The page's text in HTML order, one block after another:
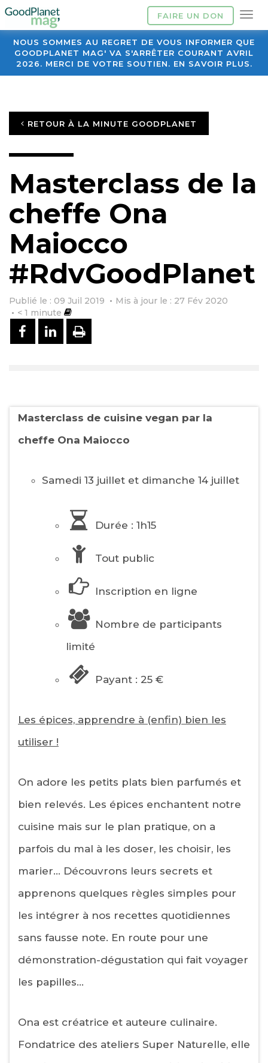
FAIRE UN DON
NOUS SOMMES AU REGRET DE VOUS INFORMER QUE
GOODPLANET MAG' VA S'ARRÊTER COURANT AVRIL
2026. MERCI DE VOTRE SOUTIEN. EN SAVOIR PLUS.
RETOUR À LA MINUTE GOODPLANET
Masterclass de la
cheffe Ona
Maiocco
#RdvGoodPlanet
Publié le : 09 Juil 2019
Mis à jour le : 27 Fév 2020
< 1 minute
PARTAGER SUR FACEBOOK
PARTAGER SUR LINKEDIN
IMPRIMER
Masterclass de cuisine vegan par la
cheffe Ona Maiocco
Samedi 13 juillet et dimanche 14 juillet
Durée : 1h15
Tout public
Inscription en ligne
Nombre de participants
limité
Payant : 25 €
Les épices, apprendre à (enfin) bien les
utiliser !
On adore les petits plats bien parfumés et
bien relevés. Les épices enchantent notre
cuisine mais sur le plan pratique, on a
parfois du mal à les doser, les choisir, les
marier… Découvrons leurs secrets et
apprenons quelques règles simples pour
les intégrer à nos recettes quotidiennes
sans fausse note. En route pour une
démonstration-dégustation qui fait voyager
les papilles…
Ona est créatrice et auteure culinaire.
Fondatrice des ateliers Super Naturelle, elle